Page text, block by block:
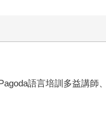
語言培訓多益講